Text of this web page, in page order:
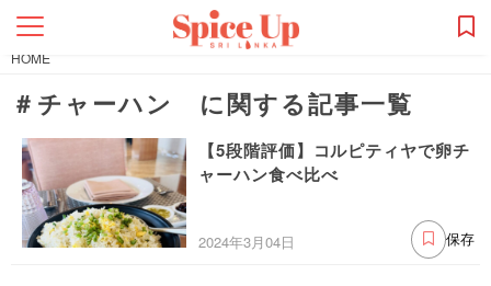
HOME
＃チャーハン に関する記事一覧
【5段階評価】コルピティヤで卵チ
ャーハン食べ比べ
2024年3月04日 保存